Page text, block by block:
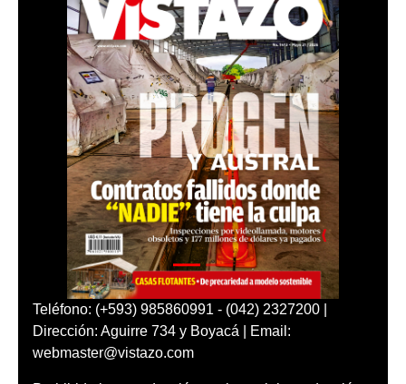
Teléfono: (+593) 985860991 - (042) 2327200 |
Dirección: Aguirre 734 y Boyacá | Email:
webmaster@vistazo.com